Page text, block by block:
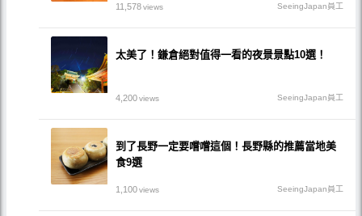
11,578views SeeingJapan員工
太美了！鎌倉絕對值得一看的夜景景點10選！
4,200views SeeingJapan員工
到了長野一定要嚐嚐這個！長野縣的推薦當地美
食9選
1,100views SeeingJapan員工